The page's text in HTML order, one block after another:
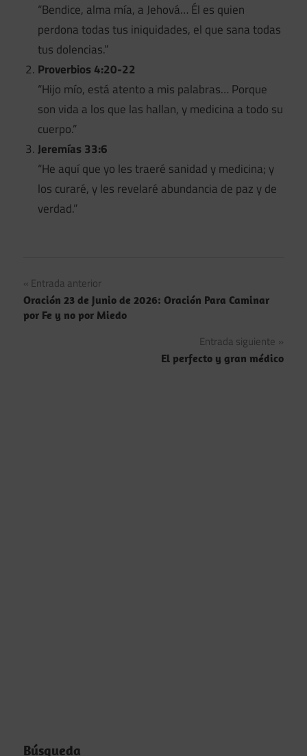
“Bendice, alma mía, a Jehová… Él es quien
perdona todas tus iniquidades, el que sana todas
tus dolencias.”
Proverbios 4:20-22
“Hijo mío, está atento a mis palabras… Porque
son vida a los que las hallan, y medicina a todo su
cuerpo.”
Jeremías 33:6
“He aquí que yo les traeré sanidad y medicina; y
los curaré, y les revelaré abundancia de paz y de
verdad.”
Navegación
de
Entrada anterior
Oración 23 de Junio de 2026: Oración Para Caminar
por Fe y no por Miedo
Entrada siguiente
El perfecto y gran médico
Búsqueda